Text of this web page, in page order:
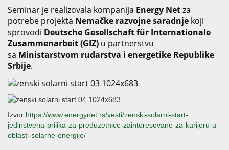
Seminar je realizovala kompanija Energy Netza
potrebe projekta Nemačke razvojne saradnje koji
sprovodi Deutsche Gesellschaft für Internationale
Zusammenarbeit(GIZ) u partnerstvu
sa Ministarstvom rudarstva i energetike Republike
Srbije.
Izvor:https://www.energynet.rs/vesti/zenski-solarni-start-
jedinstvena-prilika-za-preduzetnice-zainteresovane-za-karijeru-u-
oblasti-solarne-energije/